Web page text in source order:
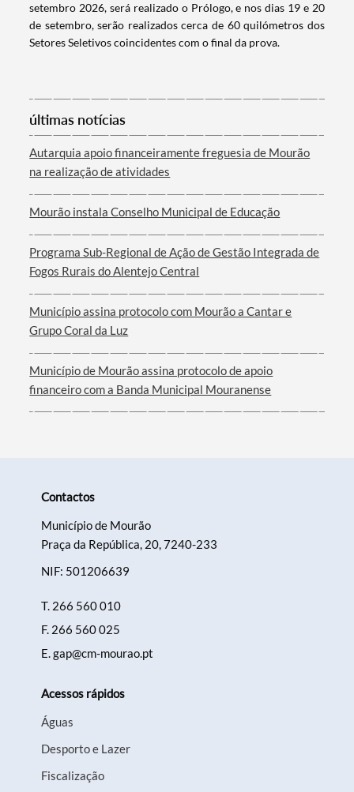
Categorias gerais
Filtros
setembro 2026, será realizado o Prólogo, e nos dias 19 e 20
de setembro, serão realizados cerca de 60 quilómetros dos
Setores Seletivos coincidentes com o final da prova.
últimas notícias
Autarquia apoio financeiramente freguesia de Mourão
na realização de atividades
Mourão instala Conselho Municipal de Educação
Programa Sub-Regional de Ação de Gestão Integrada de
Fogos Rurais do Alentejo Central
Município assina protocolo com Mourão a Cantar e
Grupo Coral da Luz
Município de Mourão assina protocolo de apoio
financeiro com a Banda Municipal Mouranense
Contactos
Município de Mourão
Praça da República, 20, 7240-233
NIF: 501206639
T. 266 560 010
F. 266 560 025
E.gap@cm-mourao.pt
Acessos rápidos
Águas
Desporto e Lazer
Fiscalização